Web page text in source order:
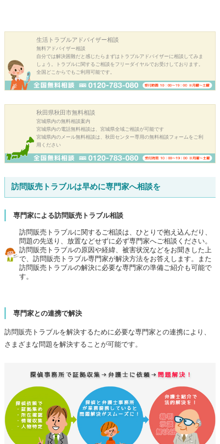
生活トラブルアドバイザー相談
無料アドバイザー相談
自分では解決困難だと感じたらまずはトラブルアドバイザーに相談してみま
しょう。トラブルに関するご相談をフリーダイヤルでお受けしております。
全国どこからでもご利用可能です。
秋田県秋田市無料相談
宮城県内の無料相談案内
宮城県内の電話無料相談は、宮城県全域ご相談が可能です
宮城県内のメール無料相談は、秋田センター専用の無料相談フォームをご利
用ください
訪問販売トラブルは早めに専門家へ相談を
専門家による訪問販売トラブル相談
訪問販売トラブルに関するご相談は、ひとりで抱え込んだり、
問題の先送り、放置などせずに必ず専門家へご相談ください。
訪問販売トラブルの原因や経緯、被害状況などをお聞きした上
で、訪問販売トラブル専門家が解決方法をお答えします。また
訪問販売トラブルの解決に必要な専門家の準備ご紹介も可能で
す。
専門家との連携で解決
訪問販売トラブルを解決するために必要な専門家との連携により、
さまざまな問題を解決することが可能です。